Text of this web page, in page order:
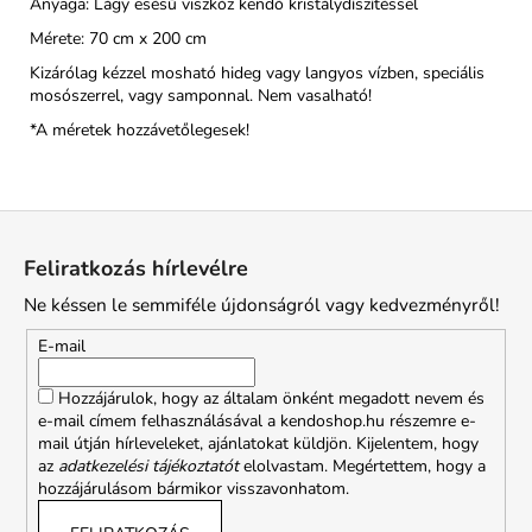
Mérete: 70 cm x 200 cm
Kizárólag kézzel mosható hideg vagy langyos vízben, speciális
mosószerrel, vagy samponnal. Nem vasalható!
*A méretek hozzávetőlegesek!
Feliratkozás hírlevélre
Ne késsen le semmiféle újdonságról vagy kedvezményről!
E-mail
Hozzájárulok, hogy az általam önként megadott nevem és
e-mail címem felhasználásával a kendoshop.hu részemre e-
mail útján hírleveleket, ajánlatokat küldjön. Kijelentem, hogy
az adatkezelési tájékoztatót elolvastam. Megértettem, hogy a
hozzájárulásom bármikor visszavonhatom.